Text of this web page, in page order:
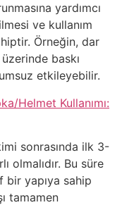
yardımcı
ve kullanım
Örneğin, dar
baskı
etkileyebilir.
Helmet Kullanımı:
sonrasında ilk 3-
olmalıdır. Bu süre
bir yapıya sahip
tamamen